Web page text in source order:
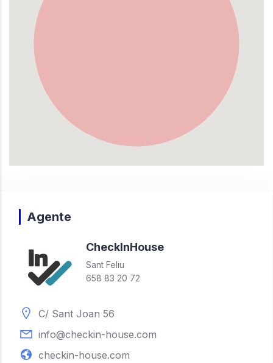
Agente
CheckInHouse
Sant Feliu
658 83 20 72
C/ Sant Joan 56
info@checkin-house.com
checkin-house.com